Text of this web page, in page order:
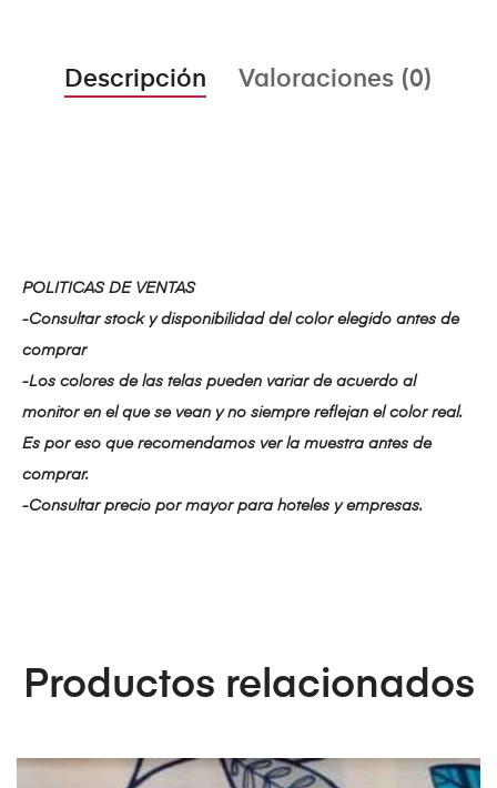
Descripción Valoraciones (0)
POLITICAS DE VENTAS
-Consultar stock y disponibilidad del color elegido antes de
comprar
-Los colores de las telas pueden variar de acuerdo al
monitor en el que se vean y no siempre reflejan el color real.
Es por eso que recomendamos ver la muestra antes de
comprar.
-Consultar precio por mayor para hoteles y empresas.
Productos relacionados